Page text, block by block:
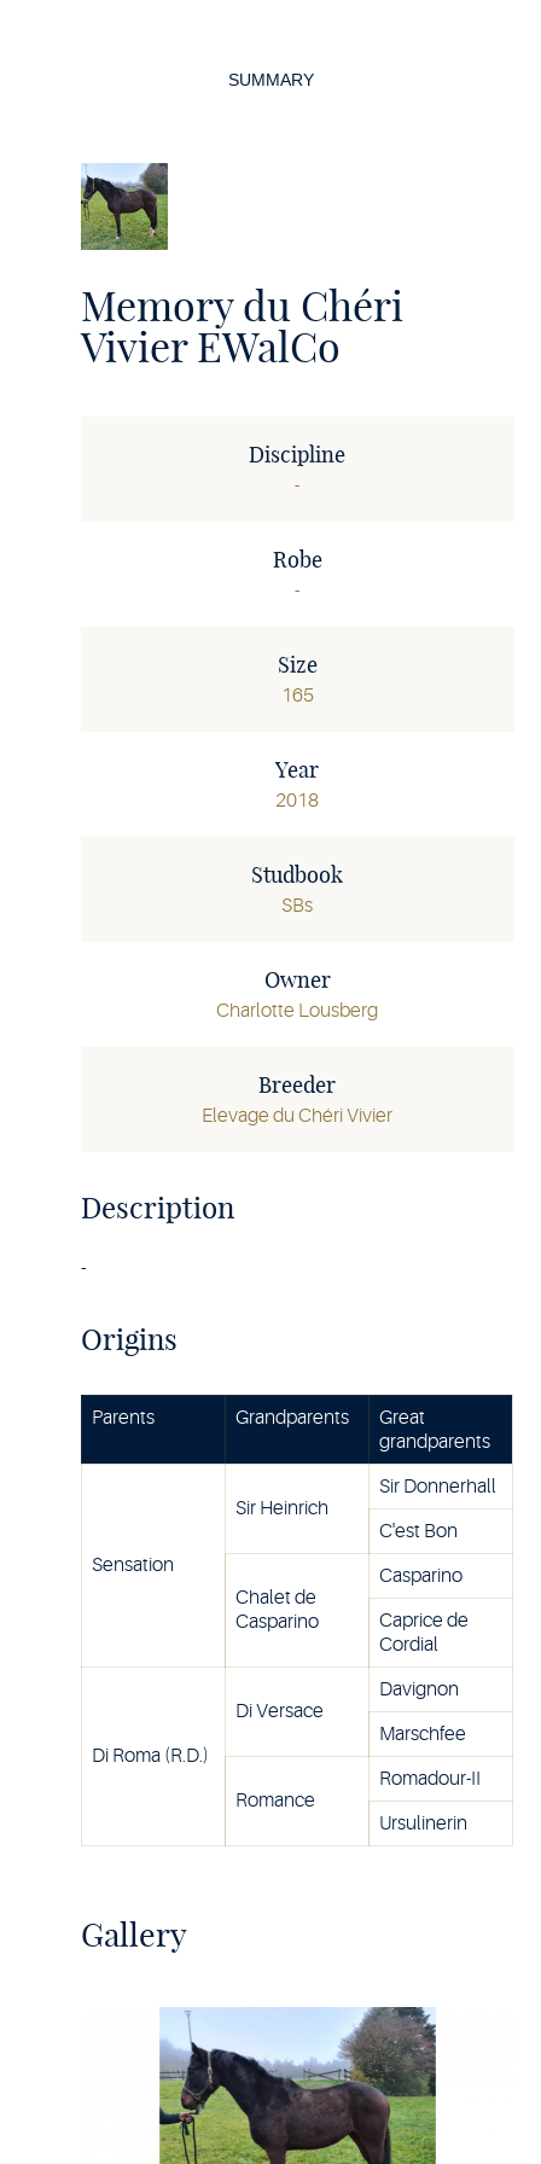
Memory du Chéri
Vivier EWalCo
Discipline
-
Robe
-
Size
165
Year
2018
Studbook
SBs
Owner
Charlotte Lousberg
Breeder
Elevage du Chéri Vivier
Description
-
Origins
Parents Grandparents
Great
grandparents
Sensation
Sir Heinrich
Sir Donnerhall
C'est Bon
Chalet de
Casparino
Casparino
Caprice de
Cordial
Di Roma (R.D.)
Di Versace
Davignon
Marschfee
Romance
Romadour-II
Ursulinerin
Gallery
SUMMARY